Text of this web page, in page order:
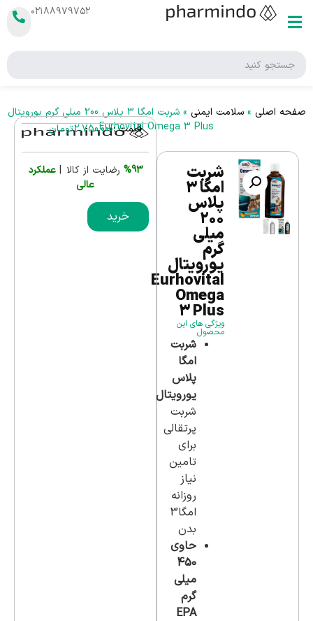
۰۲۱۸۸۹۷۹۷۵۲
صفحه اصلی »سلامت ایمنی »
شربت امگا 3 پلاس 200 میلی گرم یورویتال
Eurhovital Omega 3 Plus
شربت
امگا 3
پلاس
200
میلی
گرم
یورویتال
Eurhovital
Omega
3 Plus
ویژگی های این
محصول
شربت
امگا
پلاس
یورویتال
شربت
پرتقالی
برای
تامین
نیاز
روزانه
امگا3
بدن
حاوی
450
میلی
گرم
قیمت :2,750,000تومان
%93 رضایت از کالا | عملکرد
عالی
خرید